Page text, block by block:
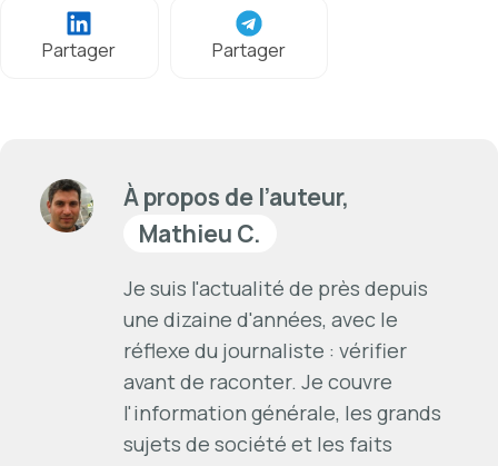
Partager Partager
À propos de l’auteur,
Mathieu C.
Je suis l'actualité de près depuis
une dizaine d'années, avec le
réflexe du journaliste : vérifier
avant de raconter. Je couvre
l'information générale, les grands
sujets de société et les faits